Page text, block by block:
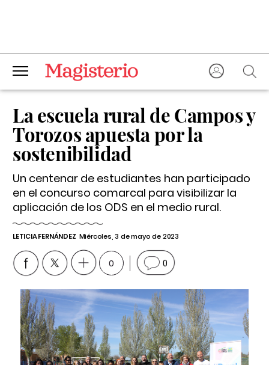
La escuela rural de Campos y
Torozos apuesta por la
sostenibilidad
Un centenar de estudiantes han participado
en el concurso comarcal para visibilizar la
aplicación de los ODS en el medio rural.
LETICIA FERNÁNDEZ Miércoles, 3 de mayo de 2023
0 0